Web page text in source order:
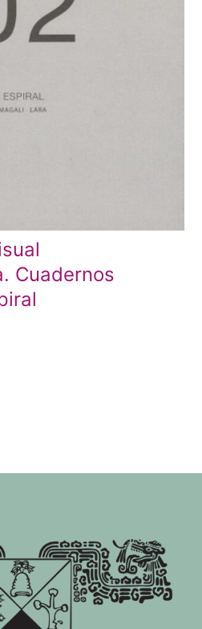
Cuadernos